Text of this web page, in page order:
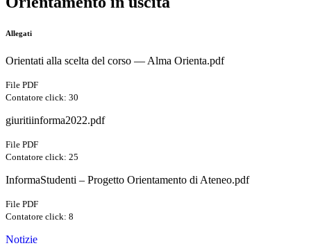
Allegati
Orientati alla scelta del corso — Alma Orienta.pdf
File PDF
Contatore click: 30
giuritiinforma2022.pdf
File PDF
Contatore click: 25
InformaStudenti – Progetto Orientamento di Ateneo.pdf
File PDF
Contatore click: 8
Notizie